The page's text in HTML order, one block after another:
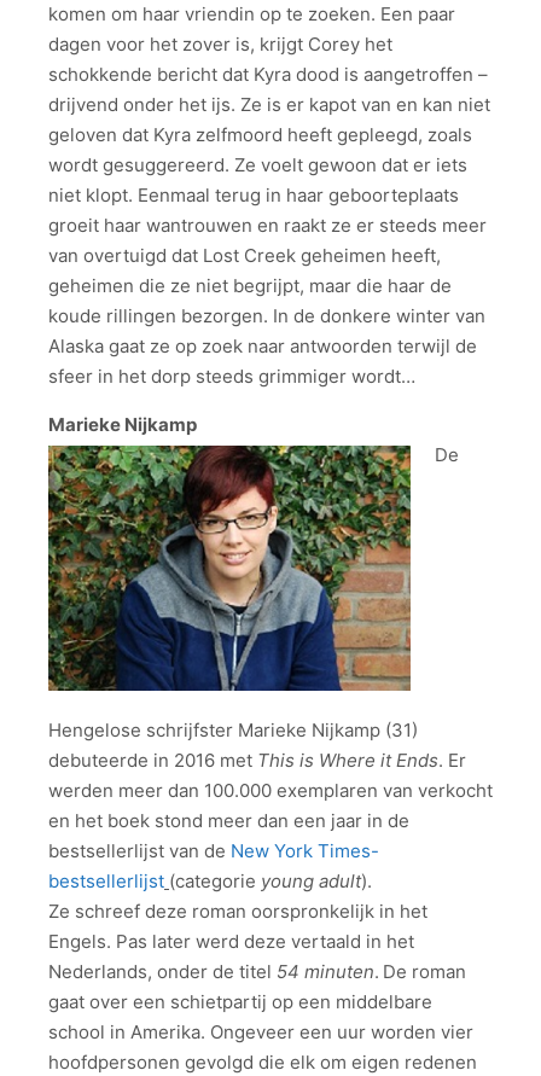
komen om haar vriendin op te zoeken. Een paar
dagen voor het zover is, krijgt Corey het
schokkende bericht dat Kyra dood is aangetroffen –
drijvend onder het ijs. Ze is er kapot van en kan niet
geloven dat Kyra zelfmoord heeft gepleegd, zoals
wordt gesuggereerd. Ze voelt gewoon dat er iets
niet klopt. Eenmaal terug in haar geboorteplaats
groeit haar wantrouwen en raakt ze er steeds meer
van overtuigd dat Lost Creek geheimen heeft,
geheimen die ze niet begrijpt, maar die haar de
koude rillingen bezorgen. In de donkere winter van
Alaska gaat ze op zoek naar antwoorden terwijl de
sfeer in het dorp steeds grimmiger wordt…
Marieke Nijkamp
De
Hengelose schrijfster Marieke Nijkamp (31)
debuteerde in 2016 met This is Where it Ends. Er
werden meer dan 100.000 exemplaren van verkocht
en het boek stond meer dan een jaar in de
bestsellerlijst van de New York Times-
bestsellerlijst (categorie young adult).
Ze schreef deze roman oorspronkelijk in het
Engels. Pas later werd deze vertaald in het
Nederlands, onder de titel 54 minuten. De roman
gaat over een schietpartij op een middelbare
school in Amerika. Ongeveer een uur worden vier
hoofdpersonen gevolgd die elk om eigen redenen